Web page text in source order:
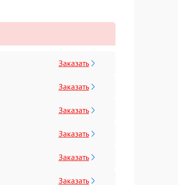
Заказать
Заказать
Заказать
Заказать
Заказать
Заказать